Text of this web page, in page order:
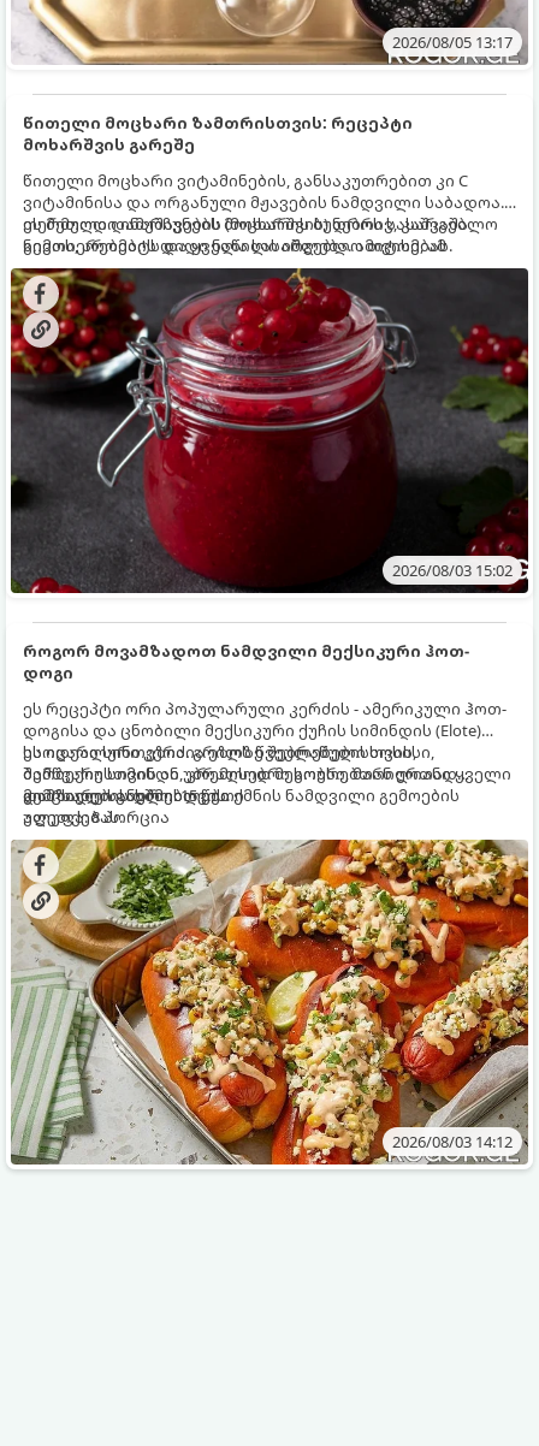
2026/08/05 13:17
წითელი მოცხარი ზამთრისთვის: რეცეპტი
მოხარშვის გარეშე
წითელი მოცხარი ვიტამინების, განსაკუთრებით კი C
ვიტამინისა და ორგანული მჟავების ნამდვილი საბადოა.
თერმული დამუშავების (მოხარშვის) დროს სასარგებლო
ნივთიერებების დიდი ნაწილი იშლება. ამიტომ, ამ
კენკრის ზამთრისთვის შესანახად საუკეთესო გზა
„ცოცხალი ჯემის“ მომზადებაა - მოხარშვის გარეშე.
ეს მეთოდი ინარჩუნებს მოცხარის ბუნებრივ, კაშკაშა
გემოს, არომატს და ყველა სასარგებლო თვისებას.
2026/08/03 15:02
როგორ მოვამზადოთ ნამდვილი მექსიკური ჰოთ-
დოგი
ეს რეცეპტი ორი პოპულარული კერძის - ამერიკული ჰოთ-
დოგისა და ცნობილი მექსიკური ქუჩის სიმინდის (Elote)
საოცარი სინთეზია. გრილზე შებრაწული სოსისი,
შემწვარი სიმინდი, კრემისებრი სოუსი, მარილიანი ყველი
და ცხარე სანელებლები ქმნის ნამდვილი გემოების
აფეთქებას.
ეს იდეალური კერძია ეზოს წვეულებებისთვის,
ბარბექიუსთვის ან უბრალოდ მეგობრებთან ერთად
გემრიელი ვახშმისთვის.
მომზადების დრო: 15 წუთი
ულუფა: 8 პორცია
2026/08/03 14:12